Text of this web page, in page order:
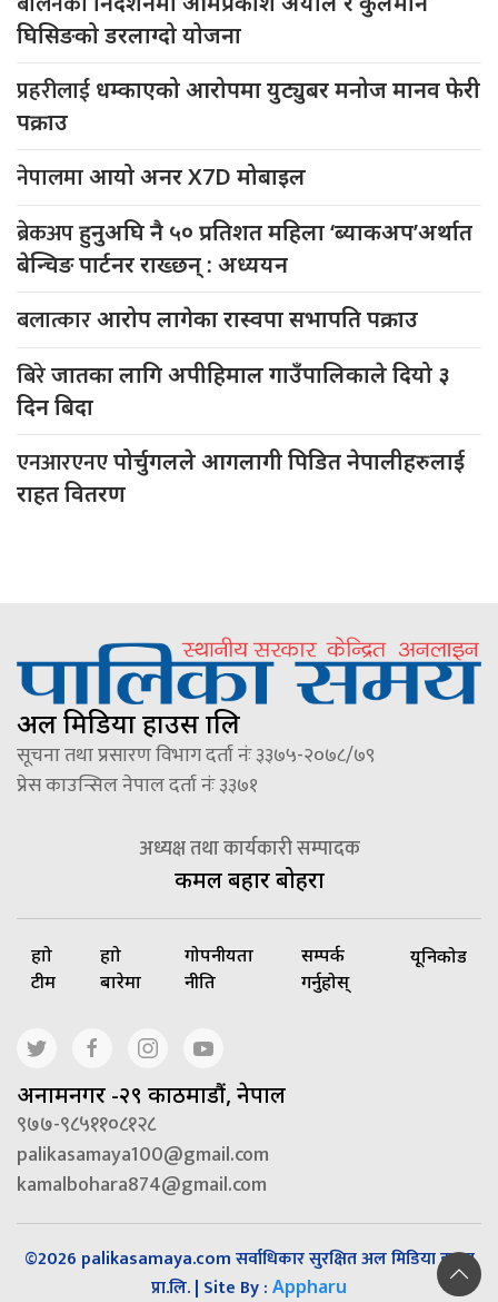
घिसिङको डरलाग्दो योजना
प्रहरीलाई धम्काएको आरोपमा युट्युबर मनोज मानव फेरी
पक्राउ
नेपालमाआयो अनर X7D मोबाइल
ब्रेकअपहुनुअघि नै ५० प्रतिशत महिला ‘ब्याकअप’अर्थात
बेन्चिङ पार्टनर राख्छन् : अध्ययन
बलात्कारआरोप लागेका रास्वपा सभापति पक्राउ
बिरेजातका लागि अपीहिमाल गाउँपालिकाले दियो ३
दिन बिदा
एनआरएनएपोर्चुगलले आगलागी पिडित नेपालीहरुलाई
राहत वितरण
अल मिडिया हाउस प्रालि
सूचना तथा प्रसारण विभाग दर्ता नंः ३३७५-२०७८/७९
प्रेस काउन्सिल नेपाल दर्ता नंः ३३७१
अध्यक्ष तथा कार्यकारी सम्पादक
कमल बहादुर बोहरा
हाम्रो
टीम
हाम्रो
बारेमा
गोपनीयता
नीति
सम्पर्क
गर्नुहोस्
यूनिकोड
अनामनगर -२९ काठमाडौं, नेपाल
९७७-९८५११०८१२८
palikasamaya100@gmail.com
kamalbohara874@gmail.com
©2026 palikasamaya.com सर्वाधिकार सुरक्षित अल मिडिया हाउस
प्रा.लि. | Site By : Appharu